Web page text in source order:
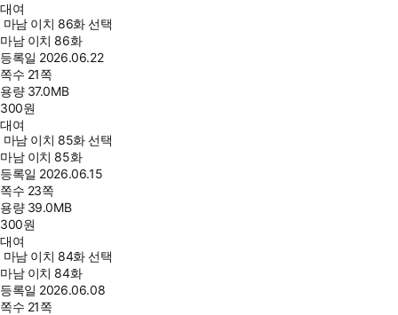
대여
마남 이치 86화 선택
마남 이치 86화
등록일 2026.06.22
쪽수 21쪽
용량 37.0MB
300원
대여
마남 이치 85화 선택
마남 이치 85화
등록일 2026.06.15
쪽수 23쪽
용량 39.0MB
300원
대여
마남 이치 84화 선택
마남 이치 84화
등록일 2026.06.08
쪽수 21쪽